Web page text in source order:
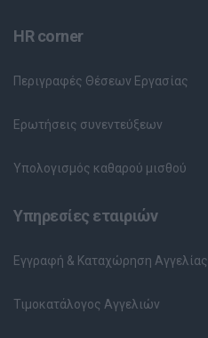
HR corner
Περιγραφές Θέσεων Εργασίας
Ερωτήσεις συνεντεύξεων
Υπολογισμός καθαρού μισθού
Υπηρεσίες εταιριών
Εγγραφή & Καταχώρηση Αγγελίας
Τιμοκατάλογος Αγγελιών